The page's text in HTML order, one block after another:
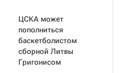
ЦСКА может
пополниться
баскетболистом
сборной Литвы
Григонисом